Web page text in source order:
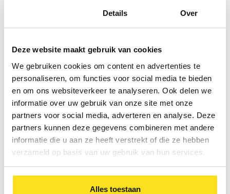
Details Over
Deze website maakt gebruik van cookies
We gebruiken cookies om content en advertenties te
personaliseren, om functies voor social media te bieden
en om ons websiteverkeer te analyseren. Ook delen we
informatie over uw gebruik van onze site met onze
partners voor social media, adverteren en analyse. Deze
partners kunnen deze gegevens combineren met andere
informatie die u aan ze heeft verstrekt of die ze hebben
verzameld op basis van uw gebruik van hun services.
Alles toestaan
tweede ronde mocht men met elkaar een strategie
bepalen en overleggen. “Wanneer je niet met elkaar
het erg lastig om in te schatten wat je als
medewerker op. Vertrouwen en samenwerking zijn
absoluut nodig voor een goed gezamenlijk resultaat in
een dynamische Supply Chain. Uiteindelijk won het
winnende team een lekker bierpakket.
Over de Supply Chain Game
De Supply Chain Game werd geïnitieerd door Slimstock.
Als expert in voorraad optimalisatie, helpen zij
organisaties om hun voorraadprocessen te verbeteren,
de samenwerking in uw supply chain te ondersteunen
en om de gehele keten te optimaliseren. Middels de
krijgen medewerkers op elk niveau in de